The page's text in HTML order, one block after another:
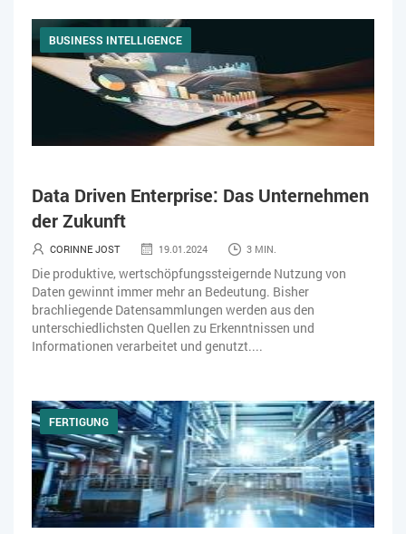
BUSINESS INTELLIGENCE
Data Driven Enterprise: Das Unternehmen
der Zukunft
CORINNE JOST 19.01.2024 3 MIN.
Die produktive, wertschöpfungssteigernde Nutzung von
Daten gewinnt immer mehr an Bedeutung. Bisher
brachliegende Datensammlungen werden aus den
unterschiedlichsten Quellen zu Erkenntnissen und
Informationen verarbeitet und genutzt....
FERTIGUNG